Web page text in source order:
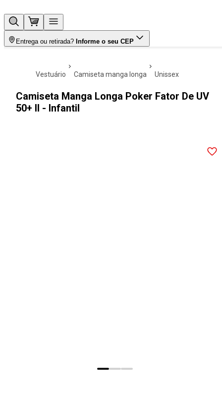
Entrega ou retirada? Informe o seu CEP
vestuário camiseta manga longa unissex
Camiseta Manga Longa Poker Fator De UV
50+ II - Infantil